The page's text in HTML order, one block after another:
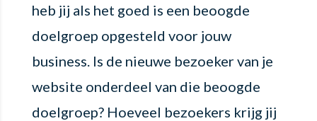
heb jij als het goed is een beoogde
doelgroep opgesteld voor jouw
business. Is de nieuwe bezoeker van je
website onderdeel van die beoogde
doelgroep? Hoeveel bezoekers krijg jij